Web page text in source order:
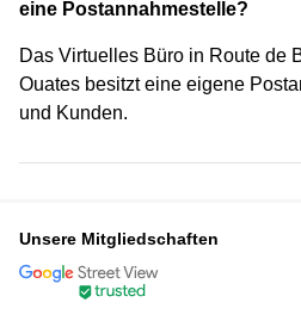
eine Postannahmestelle?
Das Virtuelles Büro in Route de
Ouates besitzt eine eigene
und Kunden.
Unsere Mitgliedschaften